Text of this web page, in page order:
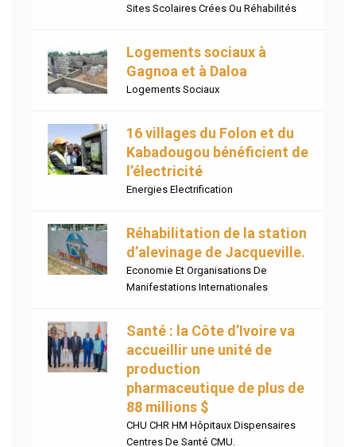
Sites Scolaires Crées Ou Réhabilités
Logements sociaux à
Gagnoa et à Daloa
Logements Sociaux
16 villages du Folon et du
Kabadougou bénéficient de
l’électricité
Energies Electrification
Réhabilitation de la station
d’alevinage de Jacqueville.
Economie Et Organisations De
Manifestations Internationales
Santé : la Côte d’Ivoire va
accueillir une unité de
production
pharmaceutique de plus de
88 millions $
CHU CHR HM Hôpitaux Dispensaires
Centres De Santé CMU.